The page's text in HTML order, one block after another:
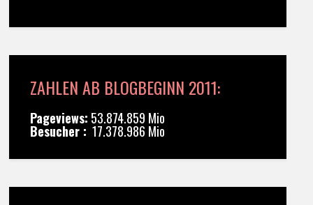
ZAHLEN AB BLOGBEGINN 2011:
Pageviews: 53.874.859 Mio
Besucher : 17.378.986 Mio